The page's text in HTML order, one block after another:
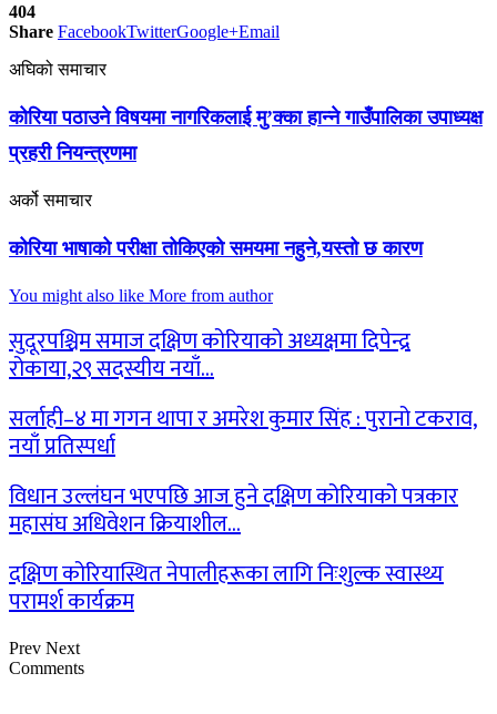
404
Share FacebookTwitterGoogle+Email
अघिको समाचार
कोरिया पठाउने विषयमा नागरिकलाई मु’क्का हान्ने गाउँपालिका उपाध्यक्ष
प्रहरी नियन्त्रणमा
अर्को समाचार
कोरिया भाषाको परीक्षा तोकिएको समयमा नहुने,यस्तो छ कारण
You might also like More from author
सुदूरपश्चिम समाज दक्षिण कोरियाको अध्यक्षमा दिपेन्द्र
रोकाया,२९ सदस्यीय नयाँ…
सर्लाही–४ मा गगन थापा र अमरेश कुमार सिंह : पुरानो टकराव,
नयाँ प्रतिस्पर्धा
विधान उल्लंघन भएपछि आज हुने दक्षिण कोरियाको पत्रकार
महासंघ अधिवेशन क्रियाशील…
दक्षिण कोरियास्थित नेपालीहरूका लागि निःशुल्क स्वास्थ्य
परामर्श कार्यक्रम
Prev Next
Comments